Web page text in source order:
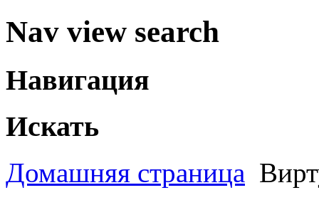
Nav view search
Навигация
Искать
Домашняя страница